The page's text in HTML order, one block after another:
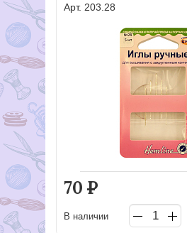
Арт. 203.28
70 Р
В наличии